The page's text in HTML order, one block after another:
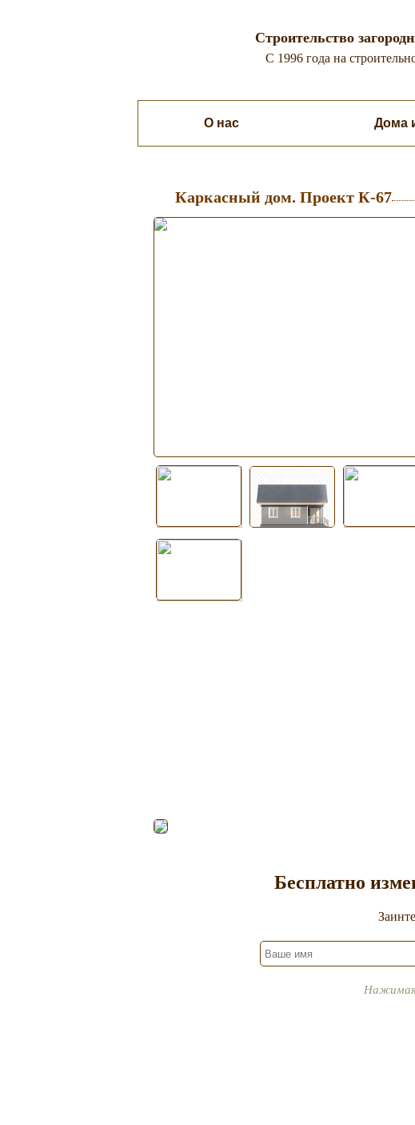
Строительство
C 1996 года на
О нас Дома
Каркасный дом. Проект К-67
Бесплатно
Нажимая